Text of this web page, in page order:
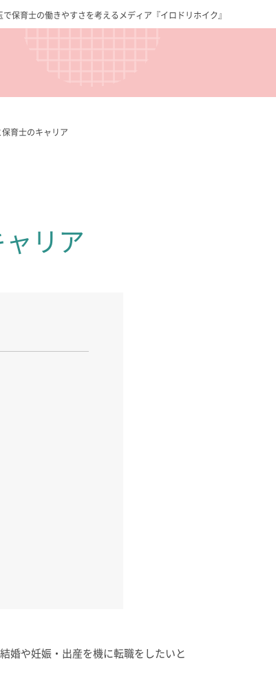
で保育士の働きやすさを考えるメディア『イロドリホイク』
育士のキャリア
リア
婚や妊娠・出産を機に転職をしたいと